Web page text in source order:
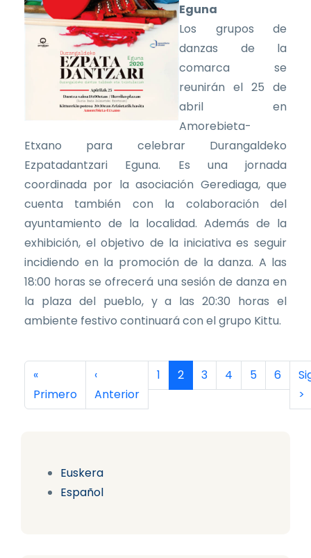
Euskera
Español
Eguna
Los grupos de
danzas de la
comarca se
reunirán el 25 de
abril en
Amorebieta-
Etxano para celebrar Durangaldeko
Ezpatadantzari Eguna. Es una jornada
coordinada por la asociación Gerediaga, que
cuenta también con la colaboración del
ayuntamiento de la localidad. Además de la
exhibición, el objetivo de la iniciativa es seguir
incidiendo en la promoción de la danza. A las
18:00 horas se ofrecerá una sesión de danza en
la plaza del pueblo, y a las 20:30 horas el
ambiente festivo continuará con el grupo Kittu.
Paginación
Primera página
«
Primero
Página anterior
‹
Anterior
Página
1 Página actual
2 Página
3 Página
4 Página
5 Página
6
>